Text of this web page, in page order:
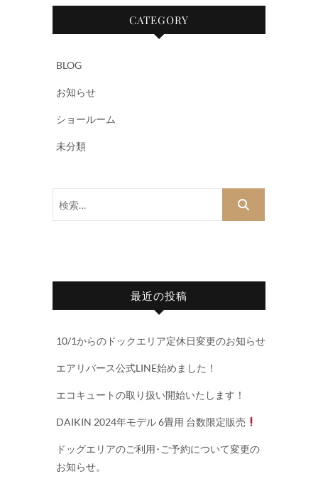
CATEGORY
BLOG
お知らせ
ショールーム
未分類
最近の投稿
10/1からのドックエリア定休日変更のお知らせ
エアリバース公式LINE始めました！
エコキュートの取り扱い開始いたします！
DAIKIN 2024年モデル 6畳用 台数限定販売
ドッグエリアのご利用･ご予約について変更の
お知らせ。